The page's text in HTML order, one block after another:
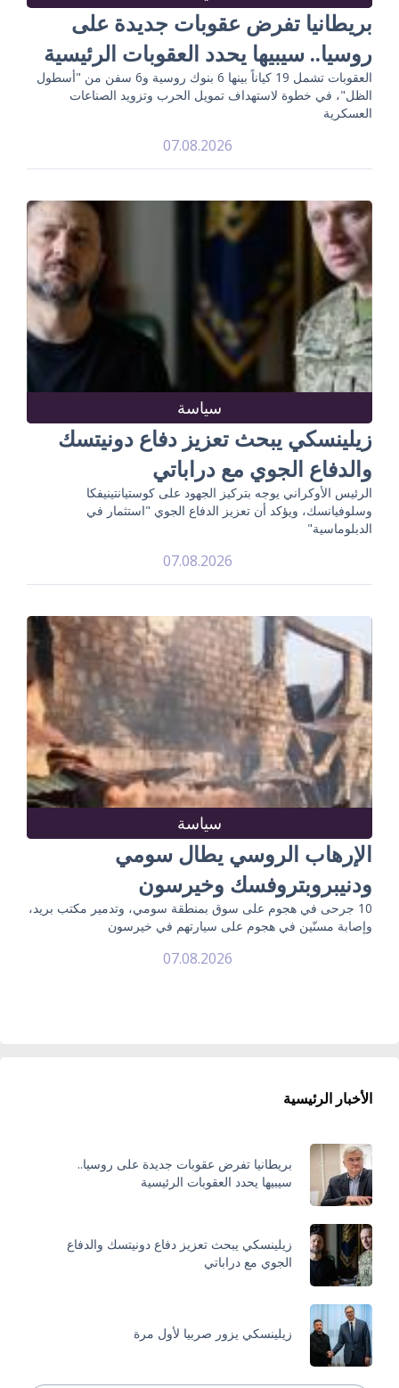
بريطانيا تفرض عقوبات جديدة على
روسيا.. سيبيها يحدد العقوبات الرئيسية
العقوبات تشمل 19 كياناً بينها 6 بنوك روسية و6 سفن من "أسطول
الظل"، في خطوة لاستهداف تمويل الحرب وتزويد الصناعات
العسكرية
07.08.2026
سياسة
زيلينسكي يبحث تعزيز دفاع دونيتسك
والدفاع الجوي مع دراباتي
الرئيس الأوكراني يوجه بتركيز الجهود على كوستيانتينيفكا
وسلوفيانسك، ويؤكد أن تعزيز الدفاع الجوي "استثمار في
الدبلوماسية"
07.08.2026
سياسة
الإرهاب الروسي يطال سومي
ودنيبروبتروفسك وخيرسون
10 جرحى في هجوم على سوق بمنطقة سومي، وتدمير مكتب بريد،
وإصابة مسنّين في هجوم على سيارتهم في خيرسون
07.08.2026
الأخبار الرئيسية
بريطانيا تفرض عقوبات جديدة على روسيا..
سيبيها يحدد العقوبات الرئيسية
زيلينسكي يبحث تعزيز دفاع دونيتسك والدفاع
الجوي مع دراباتي
زيلينسكي يزور صربيا لأول مرة